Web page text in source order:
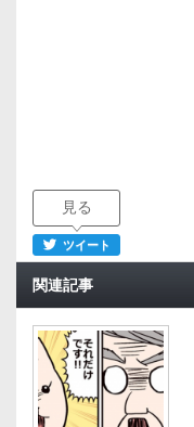
見る
ツイート
関連記事